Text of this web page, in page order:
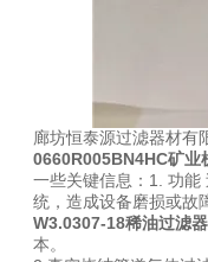
廊坊恒泰源过滤器材有
0660R005BN4HC矿业
一些关键信息：1. 功能
统，造成设备磨损或故
W3.0307-18稀油过滤
本。